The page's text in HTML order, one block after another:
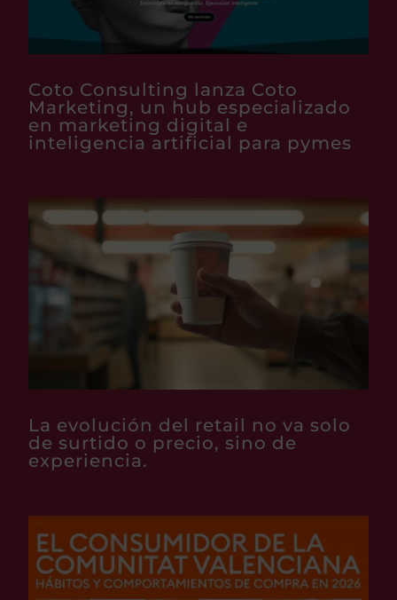
Coto Consulting lanza Coto
Marketing, un hub especializado
en marketing digital e
inteligencia artificial para pymes
La evolución del retail no va solo
de surtido o precio, sino de
experiencia.